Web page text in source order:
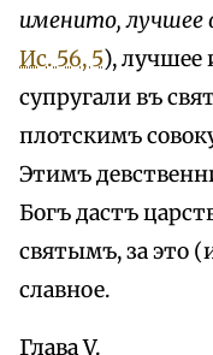
именито, лучшее
Ис. 56, 5), лучшее
супругали въ
плотскимъ
Этимъ
Богъ дастъ
святымъ, за это
славное.
Глава V.